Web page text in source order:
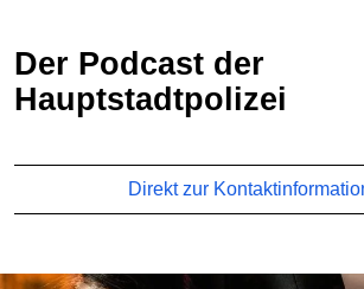
Der Podcast der
Hauptstadtpolizei
Direkt zur